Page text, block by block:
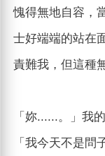
愧得無地自容，
士好端端的站在
責難我，但這種
「妳......。」我
「我今天不是